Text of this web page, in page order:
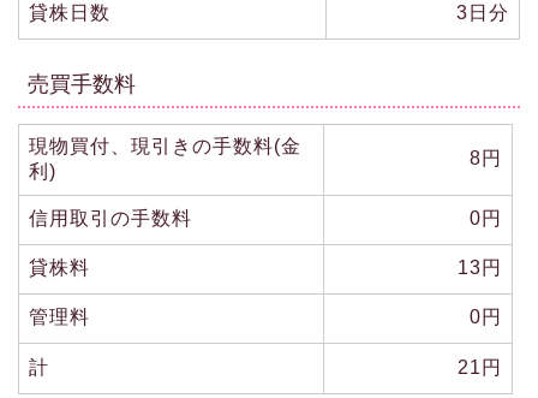
貸株日数 3日分
売買手数料
現物買付、現引きの手数料(金
利)
8円
信用取引の手数料 0円
貸株料 13円
管理料 0円
計 21円